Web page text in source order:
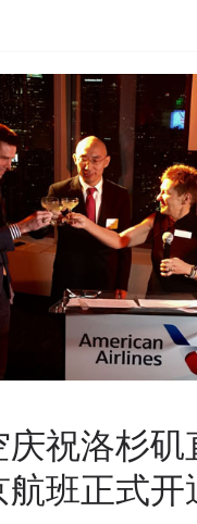
庆祝洛杉矶
班正式开